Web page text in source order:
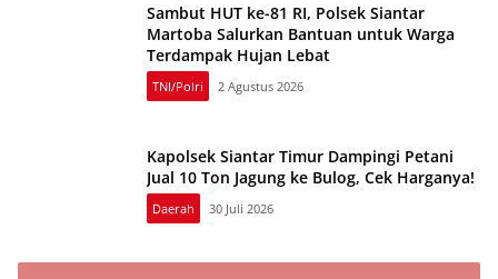
Sambut HUT ke-81 RI, Polsek Siantar
Martoba Salurkan Bantuan untuk Warga
Terdampak Hujan Lebat
TNI/Polri 2 Agustus 2026
Kapolsek Siantar Timur Dampingi Petani
Jual 10 Ton Jagung ke Bulog, Cek Harganya!
Daerah 30 Juli 2026